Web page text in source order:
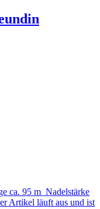
ca. 95 m Nadelstärke
Artikel läuft aus und ist